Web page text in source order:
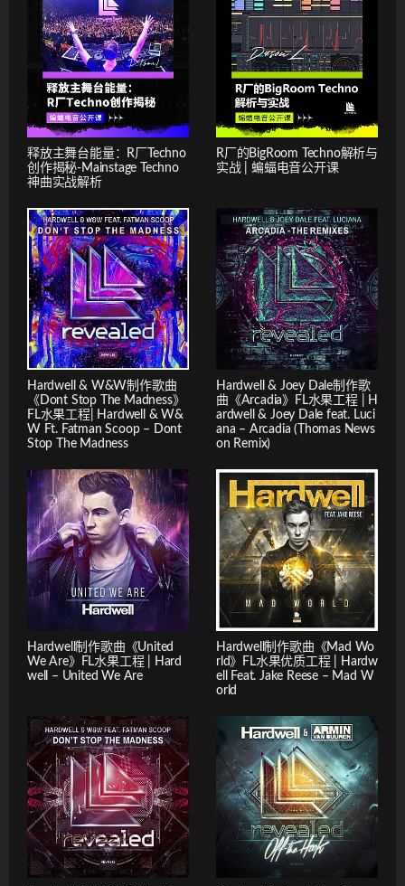
释放主舞台能量：R厂Techno
创作揭秘-Mainstage Techno
神曲实战解析
R厂的BigRoom Techno解析与
实战 | 蝙蝠电音公开课
Hardwell & W&W制作歌曲
《Dont Stop The Madness》
FL水果工程| Hardwell & W&
W Ft. Fatman Scoop – Dont
Stop The Madness
Hardwell & Joey Dale制作歌
曲《Arcadia》FL水果工程 | H
ardwell & Joey Dale feat. Luci
ana – Arcadia (Thomas News
on Remix)
Hardwell制作歌曲《United
We Are》FL水果工程 | Hard
well – United We Are
Hardwell制作歌曲《Mad Wo
rld》FL水果优质工程 | Hardw
ell Feat. Jake Reese – Mad W
orld